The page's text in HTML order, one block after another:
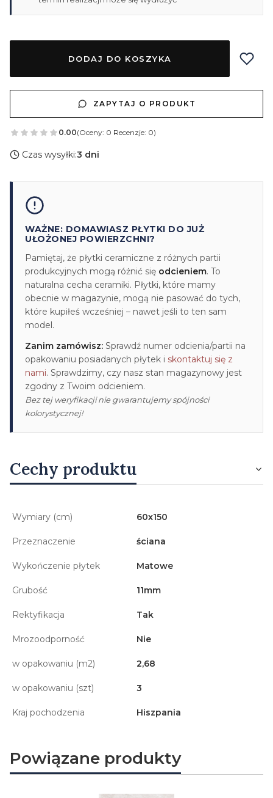
DODAJ DO KOSZYKA
ZAPYTAJ O PRODUKT
0.00(Oceny: 0 Recenzje: 0)
Czas wysyłki:3 dni
WAŻNE: DOMAWIASZ PŁYTKI DO JUŻ
UŁOŻONEJ POWIERZCHNI?
Pamiętaj, że płytki ceramiczne z różnych partii
produkcyjnych mogą różnić się odcieniem. To
naturalna cecha ceramiki. Płytki, które mamy
obecnie w magazynie, mogą nie pasować do tych,
które kupiłeś wcześniej – nawet jeśli to ten sam
model.
Zanim zamówisz: Sprawdź numer odcienia/partii na
opakowaniu posiadanych płytek i skontaktuj się z
nami. Sprawdzimy, czy nasz stan magazynowy jest
zgodny z Twoim odcieniem.
Bez tej weryfikacji nie gwarantujemy spójności
kolorystycznej!
Cechy produktu
Wymiary (cm) 60x150
Przeznaczenie ściana
Wykończenie płytek Matowe
Grubość 11mm
Rektyfikacja Tak
Mrozoodporność Nie
w opakowaniu (m2) 2,68
w opakowaniu (szt) 3
Kraj pochodzenia Hiszpania
Powiązane produkty